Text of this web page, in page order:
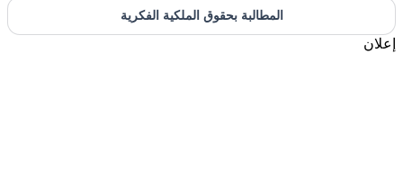
المطالبة بحقوق الملكية الفكرية
إعلان